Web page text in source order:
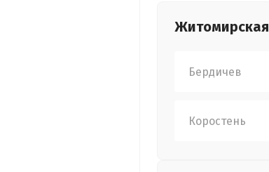
Житомирская
Бердичев
Коростень